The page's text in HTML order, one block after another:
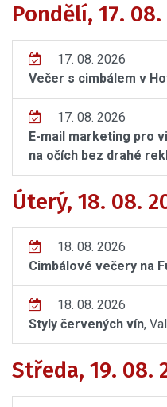
Pondělí, 17. 08.
17. 08. 2026
Večer s cimbálem v
17. 08. 2026
E-mail marketing pro
na očích bez drahé
Úterý, 18. 08.
18. 08. 2026
Cimbálové večery na
18. 08. 2026
Styly červených vín,
Středa, 19. 08.